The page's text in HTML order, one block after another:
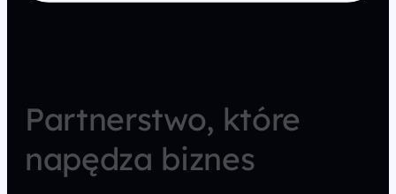
Partnerstwo, które
napędza biznes